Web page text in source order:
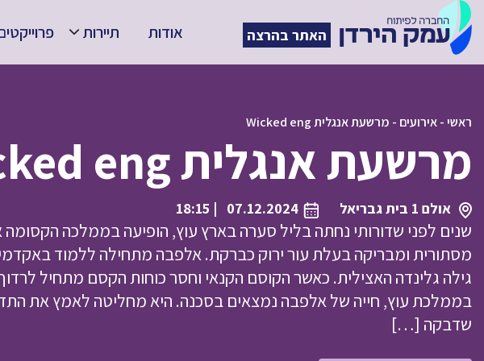
האתר בהרצה אודות תיירות
ראשי-אירועים - מרשעת אנגלית Wicked eng
מרשעת אנגלית Wicked eng
אולם 1 בית גבריאל 07.12.2024
| 18:15
שנים לפני שדורותי נחתה בליל סערה בארץ עוץ, הופיעה בממלכה
מסתורית ומבריקה בעלת עור ירוק כברקת. אלפבה מתחילה ללמוד
גילה גלינדה האצילית. כאשר הקוסם הקנאי וחסר כוחות הקסם מתחיל
בממלכת עוץ, חייה של אלפבה נמצאים בסכנה. היא מחליטה לאמץ את
שדבקה […]